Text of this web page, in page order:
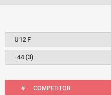
# COMPETITOR